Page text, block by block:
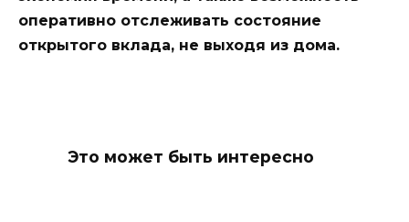
оперативно отслеживать состояние
открытого вклада, не выходя из дома.
Это может быть интересно